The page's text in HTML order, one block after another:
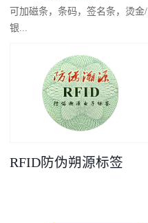
可加磁条，条码，签名条，烫金/
银...
凸码，金/银底
RFID防伪朔源标签